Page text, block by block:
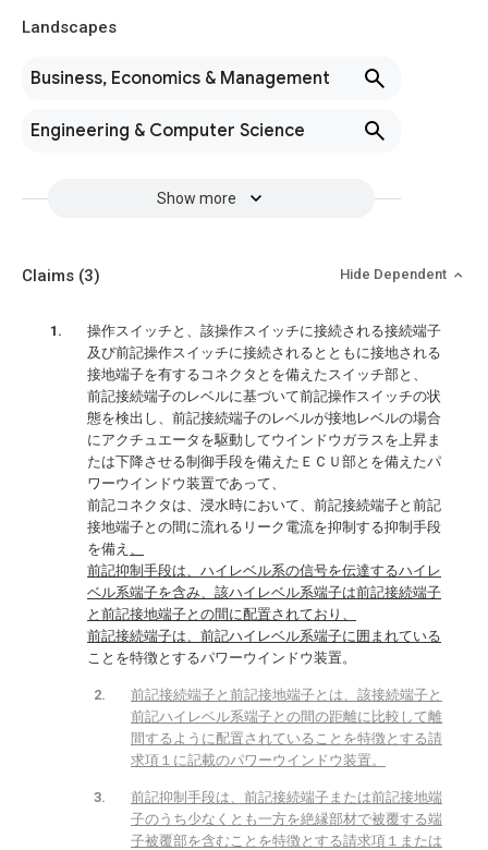
Landscapes
Business, Economics & Management
Engineering & Computer Science
Show more
Claims (3) Hide Dependent
操作スイッチと、該操作スイッチに接続される接続端子
及び前記操作スイッチに接続されるとともに接地される
接地端子を有するコネクタとを備えたスイッチ部と、
前記接続端子のレベルに基づいて前記操作スイッチの状
態を検出し、前記接続端子のレベルが接地レベルの場合
にアクチュエータを駆動してウインドウガラスを上昇ま
たは下降させる制御手段を備えたＥＣＵ部とを備えたパ
ワーウインドウ装置であって、
前記コネクタは、浸水時において、前記接続端子と前記
接地端子との間に流れるリーク電流を抑制する抑制手段
を備え 、
前記抑制手段は、ハイレベル系の信号を伝達するハイレ
ベル系端子を含み、該ハイレベル系端子は前記接続端子
と前記接地端子との間に配置されており、
前記接続端子は、前記ハイレベル系端子に囲まれている
ことを特徴とするパワーウインドウ装置。
前記接続端子と前記接地端子とは、該接続端子と
前記ハイレベル系端子との間の距離に比較して離
間するように配置されていることを特徴とする請
求項１に記載のパワーウインドウ装置。
前記抑制手段は、前記接続端子または前記接地端
子のうち少なくとも一方を絶縁部材で被覆する端
子被覆部を含むことを特徴とする請求項１または